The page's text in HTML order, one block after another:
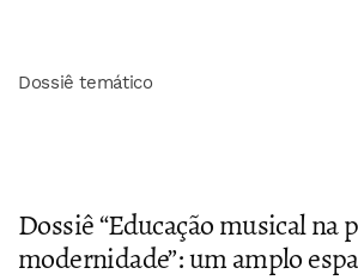
Dossiê temático
Dossiê “Educação musical na
modernidade”: um amplo